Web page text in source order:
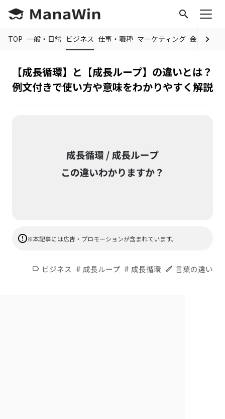
search
TOP 一般・日常 ビジネス 仕事・職種 マーケティング 金融 制度
【成長循環】と【成長ループ】の違いとは？
例文付きで使い方や意味をわかりやすく解説
※本記事には広告・プロモーションが含まれています。
label ビジネス # 成長ループ # 成長循環 edit 言葉の違い